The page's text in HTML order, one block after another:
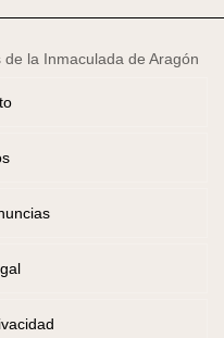
la Inmaculada de Aragón